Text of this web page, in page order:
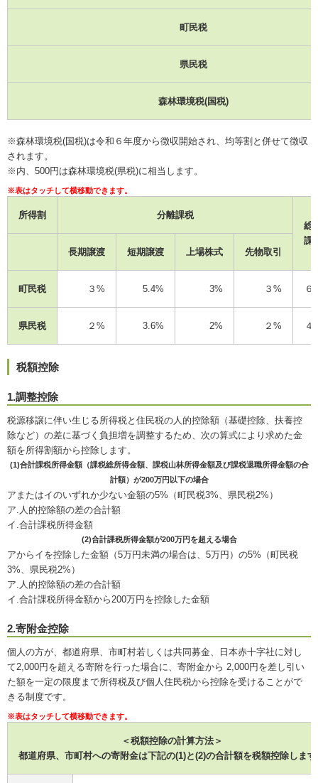
町民税
県民税
森林環境税(国税)
※森林環境税(国税)は令和６年度から徴収開始され、均等割と併せて徴収
されます。
※内、500円は森林環境税(県税)に相当します。
所得割
分離課税
総
課
長期譲渡
短期譲渡 上場株式 先物取引
町民税 ３% 5.4% 3% ３% ６
県民税 ２% 3.6% 2% ２% ４
税額控除
1.調整控除
税源移譲に伴い生じる所得税と住民税の人的控除額（基礎控除、扶養控
除など）の差に基づく負担増を調整するため、次の算式により求めた金
額を所得割額から控除します。
(1)合計課税所得金額（課税総所得金額、課税山林所得金額及び課税退職所得金額の合
計額）が200万円以下の場合
アまたはイのいずれか少ない金額の5%（町民税3%、県民税2%）
ア.人的控除額の差の合計額
イ.合計課税所得金額
(2)合計課税所得金額が200万円を超える場合
アからイを控除した金額（5万円未満の場合は、5万円）の5%（町民税
3%、県民税2%）
ア.人的控除額の差の合計額
イ.合計課税所得金額から200万円を控除した金額
2.寄附金控除
個人の方が、都道府県、市町村若しくは共同募金、日本赤十字社に対し
て2,000円を超える寄附を行った場合に、寄附金から 2,000円を差し引い
た額を一定の限度まで所得税及び個人住民税から控除を受けることがで
きる制度です。
＜税額控除の計算方法＞
都道府県、市町村への寄附金は下記の(1)と(2)の合計額を税額控除しま